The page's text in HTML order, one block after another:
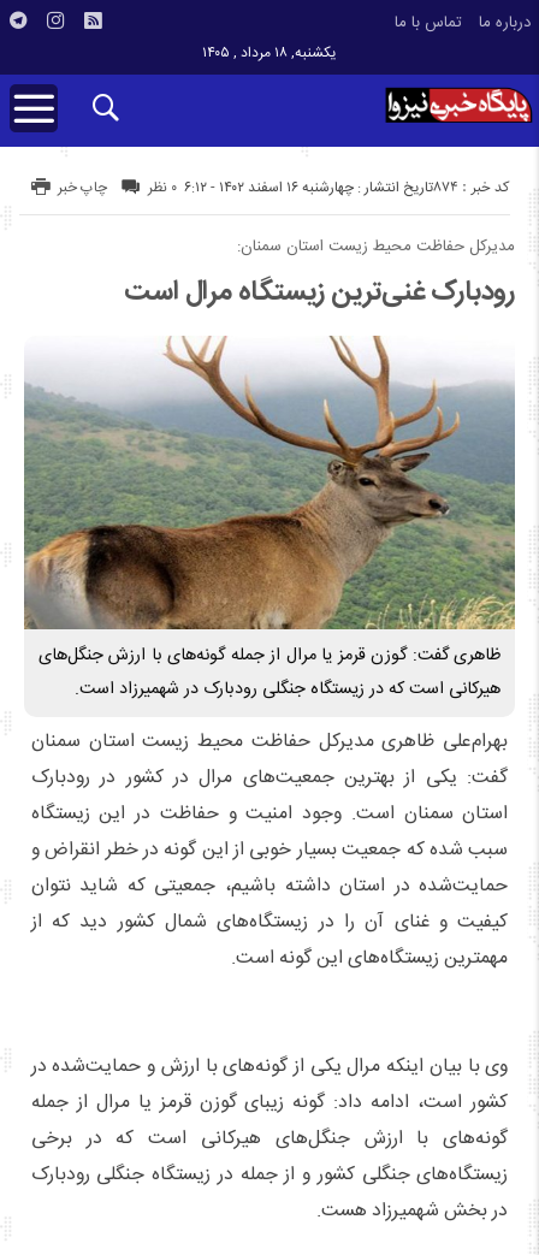
درباره ما تماس با ما
یکشنبه, ۱۸ مرداد , ۱۴۰۵
تاریخ انتشار : چهارشنبه ۱۶ اسفند ۱۴۰۲ - ۶:۱۲ کد خبر : 874 چاپ خبر ۰ نظر
مدیرکل حفاظت محیط‌ زیست استان سمنان:
رودبارک غنی‌ترین زیستگاه‌ مرال است
ظاهری گفت: گوزن قرمز یا مرال از جمله گونه‌های با ارزش جنگل‌های
هیرکانی است که در زیستگاه جنگلی رودبارک در شهمیرزاد است.
بهرام‌علی ظاهری مدیرکل حفاظت محیط‌ زیست استان سمنان
گفت: یکی از بهترین جمعیت‌های مرال در کشور در رودبارک
استان سمنان است. وجود امنیت و حفاظت در این زیستگاه
سبب شده که جمعیت بسیار خوبی از این گونه در خطر انقراض و
حمایت‌شده در استان داشته باشیم، جمعیتی که شاید نتوان
کیفیت و غنای آن را در زیستگاه‌های شمال کشور دید که از
مهمترین زیستگاه‌های این گونه است.
وی با بیان اینکه مرال یکی از گونه‌های با ارزش و حمایت‌شده در
کشور است، ادامه داد: گونه زیبای گوزن قرمز یا مرال از جمله
گونه‌های با ارزش جنگل‌های هیرکانی است که در برخی
زیستگاه‌های جنگلی کشور و از جمله در زیستگاه جنگلی رودبارک
در بخش شهمیرزاد هست.